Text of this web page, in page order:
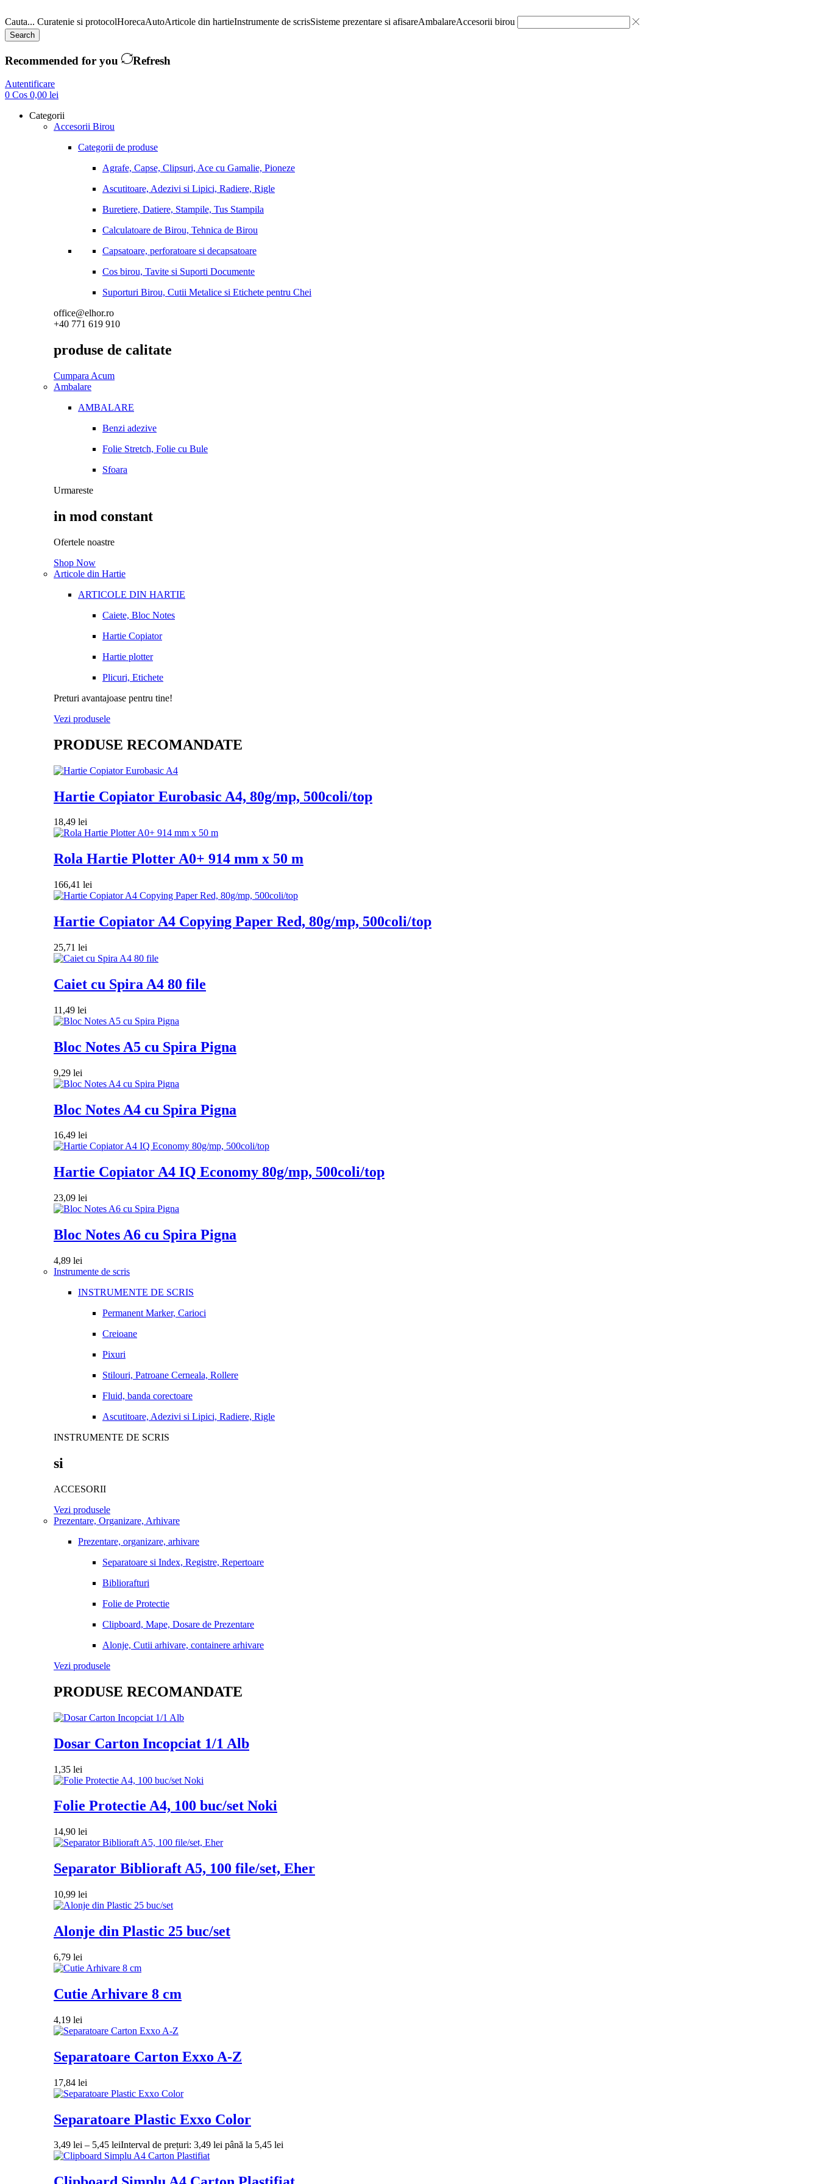
Cauta... Curatenie si protocolHorecaAutoArticole din hartieInstrumente de scrisSisteme prezentare si afisareAmbalareAccesorii birou
Search
Recommended for you Refresh
Autentificare
0 Cos 0,00 lei
Categorii
Accesorii Birou
Categorii de produse
Agrafe, Capse, Clipsuri, Ace cu Gamalie, Pioneze
Ascutitoare, Adezivi si Lipici, Radiere, Rigle
Buretiere, Datiere, Stampile, Tus Stampila
Calculatoare de Birou, Tehnica de Birou
Capsatoare, perforatoare si decapsatoare
Cos birou, Tavite si Suporti Documente
Suporturi Birou, Cutii Metalice si Etichete pentru Chei
office@elhor.ro
+40 771 619 910
produse de calitate
Cumpara Acum
Ambalare
AMBALARE
Benzi adezive
Folie Stretch, Folie cu Bule
Sfoara
Urmareste
in mod constant
Ofertele noastre
Shop Now
Articole din Hartie
ARTICOLE DIN HARTIE
Caiete, Bloc Notes
Hartie Copiator
Hartie plotter
Plicuri, Etichete
Preturi avantajoase pentru tine!
Vezi produsele
PRODUSE RECOMANDATE
Hartie Copiator Eurobasic A4, 80g/mp, 500coli/top
18,49 lei
Rola Hartie Plotter A0+ 914 mm x 50 m
166,41 lei
Hartie Copiator A4 Copying Paper Red, 80g/mp, 500coli/top
25,71 lei
Caiet cu Spira A4 80 file
11,49 lei
Bloc Notes A5 cu Spira Pigna
9,29 lei
Bloc Notes A4 cu Spira Pigna
16,49 lei
Hartie Copiator A4 IQ Economy 80g/mp, 500coli/top
23,09 lei
Bloc Notes A6 cu Spira Pigna
4,89 lei
Instrumente de scris
INSTRUMENTE DE SCRIS
Permanent Marker, Carioci
Creioane
Pixuri
Stilouri, Patroane Cerneala, Rollere
Fluid, banda corectoare
Ascutitoare, Adezivi si Lipici, Radiere, Rigle
INSTRUMENTE DE SCRIS
si
ACCESORII
Vezi produsele
Prezentare, Organizare, Arhivare
Prezentare, organizare, arhivare
Separatoare si Index, Registre, Repertoare
Bibliorafturi
Folie de Protectie
Clipboard, Mape, Dosare de Prezentare
Alonje, Cutii arhivare, containere arhivare
Vezi produsele
PRODUSE RECOMANDATE
Dosar Carton Incopciat 1/1 Alb
1,35 lei
Folie Protectie A4, 100 buc/set Noki
14,90 lei
Separator Biblioraft A5, 100 file/set, Eher
10,99 lei
Alonje din Plastic 25 buc/set
6,79 lei
Cutie Arhivare 8 cm
4,19 lei
Separatoare Carton Exxo A-Z
17,84 lei
Separatoare Plastic Exxo Color
3,49 lei – 5,45 leiInterval de prețuri: 3,49 lei până la 5,45 lei